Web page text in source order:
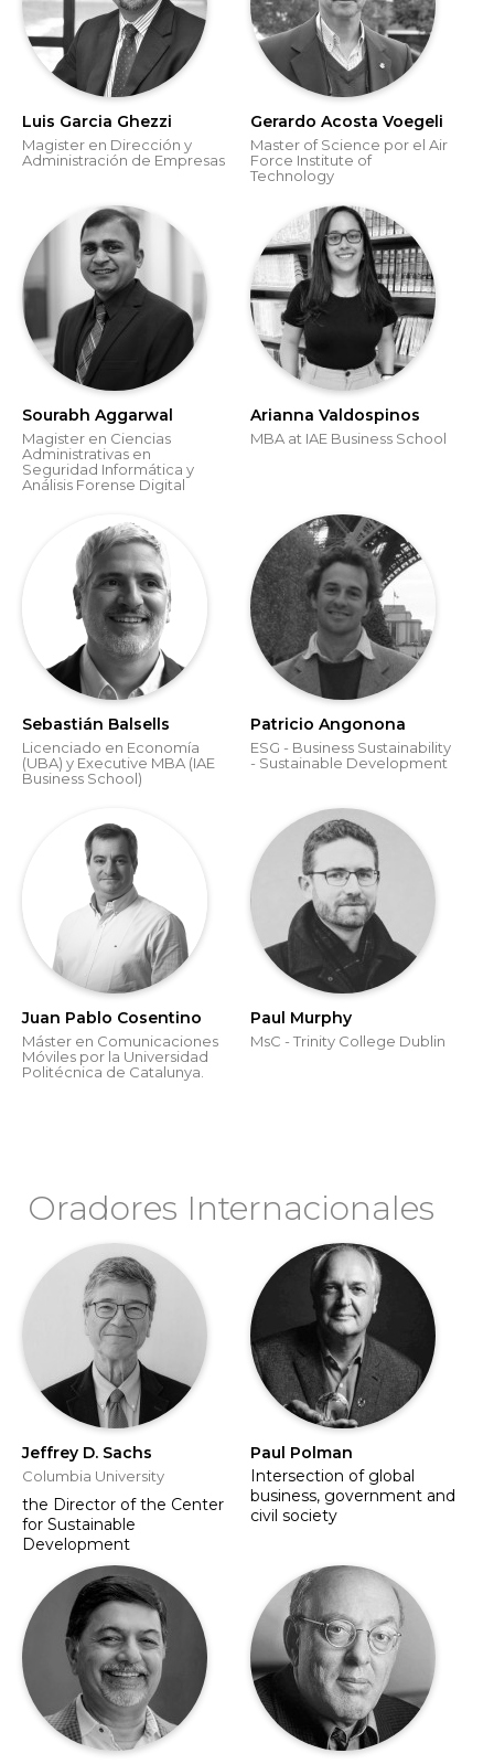
Luis Garcia Ghezzi
Magister en Dirección y
Administración de Empresas
Gerardo Acosta Voegeli
Master of Science por el Air
Force Institute of
Technology
Sourabh Aggarwal
Magister en Ciencias
Administrativas en
Seguridad Informática y
Análisis Forense Digital
Arianna Valdospinos
MBA at IAE Business School
Sebastián Balsells
Licenciado en Economía
(UBA) y Executive MBA (IAE
Business School)
Patricio Angonona
ESG - Business Sustainability
- Sustainable Development
Juan Pablo Cosentino
Máster en Comunicaciones
Móviles por la Universidad
Politécnica de Catalunya.
Paul Murphy
MsC - Trinity College Dublin
Oradores Internacionales
Jeffrey D. Sachs
Columbia University
the Director of the Center
for Sustainable
Development
Paul Polman
Intersection of global
business, government and
civil society